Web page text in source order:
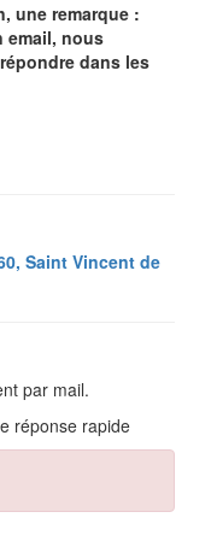
une remarque :
email, nous
dans les
Saint Vincent de
par mail.
réponse rapide